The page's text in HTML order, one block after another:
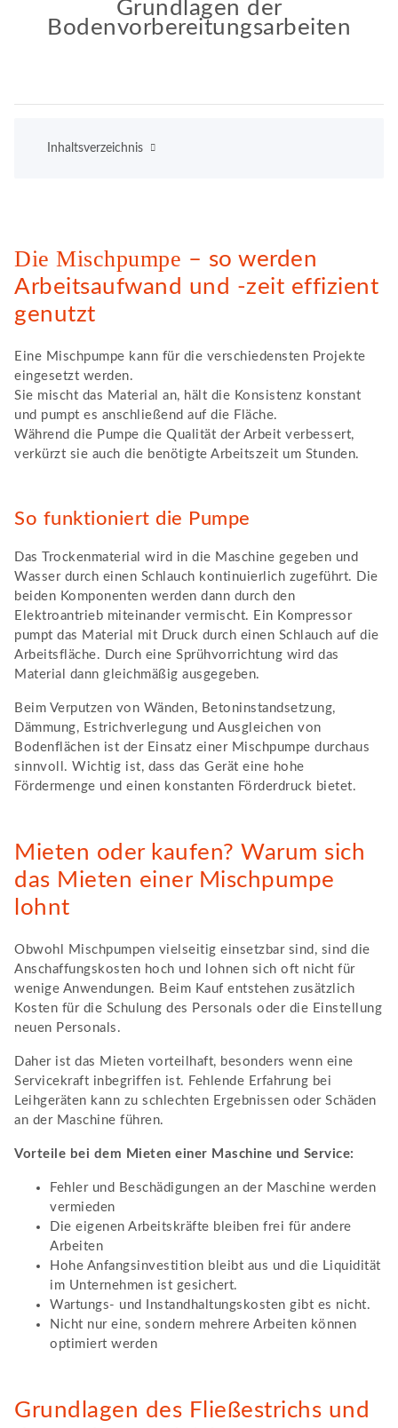
Grundlagen der
Bodenvorbereitungsarbeiten
Inhaltsverzeichnis
Die Mischpumpe – so werden
Arbeitsaufwand und -zeit effizient
genutzt
Eine Mischpumpe kann für die verschiedensten Projekte
eingesetzt werden.
Sie mischt das Material an, hält die Konsistenz konstant
und pumpt es anschließend auf die Fläche.
Während die Pumpe die Qualität der Arbeit verbessert,
verkürzt sie auch die benötigte Arbeitszeit um Stunden.
So funktioniert die Pumpe
Das Trockenmaterial wird in die Maschine gegeben und
Wasser durch einen Schlauch kontinuierlich zugeführt. Die
beiden Komponenten werden dann durch den
Elektroantrieb miteinander vermischt. Ein Kompressor
pumpt das Material mit Druck durch einen Schlauch auf die
Arbeitsfläche. Durch eine Sprühvorrichtung wird das
Material dann gleichmäßig ausgegeben.
Beim Verputzen von Wänden, Betoninstandsetzung,
Dämmung, Estrichverlegung und Ausgleichen von
Bodenflächen ist der Einsatz einer Mischpumpe durchaus
sinnvoll. Wichtig ist, dass das Gerät eine hohe
Fördermenge und einen konstanten Förderdruck bietet.
Mieten oder kaufen? Warum sich
das Mieten einer Mischpumpe
lohnt
Obwohl Mischpumpen vielseitig einsetzbar sind, sind die
Anschaffungskosten hoch und lohnen sich oft nicht für
wenige Anwendungen. Beim Kauf entstehen zusätzlich
Kosten für die Schulung des Personals oder die Einstellung
neuen Personals.
Daher ist das Mieten vorteilhaft, besonders wenn eine
Servicekraft inbegriffen ist. Fehlende Erfahrung bei
Leihgeräten kann zu schlechten Ergebnissen oder Schäden
an der Maschine führen.
Vorteile bei dem Mieten einer Maschine und Service:
Fehler und Beschädigungen an der Maschine werden
vermieden
Die eigenen Arbeitskräfte bleiben frei für andere
Arbeiten
Hohe Anfangsinvestition bleibt aus und die Liquidität
im Unternehmen ist gesichert.
Wartungs- und Instandhaltungskosten gibt es nicht.
Nicht nur eine, sondern mehrere Arbeiten können
optimiert werden
Grundlagen des Fließestrichs und